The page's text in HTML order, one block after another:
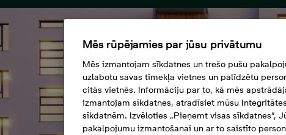
Mēs rūpējamies par jūsu privātumu
Mēs izmantojam sīkdatnes un trešo pušu
uzlabotu savas tīmekļa vietnes un palīdzētu
citās vietnēs. Informāciju par to, kā mēs
izmantojam sīkdatnes, atradīsiet mūsu
sīkdatnēm. Izvēloties „Pieņemt visas sīkdatnes”,
pakalpojumu izmantošanai un ar to saistīto